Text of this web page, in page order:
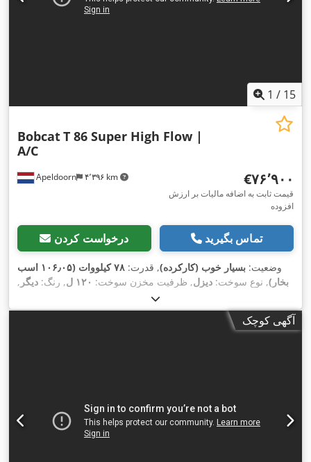
1 / 15
Apeldoorn ۴٬۳۹۶ km
BobcatT 86 Super High Flow |
A/C
‎€۷۶٬۹۰۰
قیمت ثابت به اضافه مالیات بر ارزش
افزوده
درخواست کردن تماس بگیرید
وضعیت: بسیار خوب (کارکرده), قدرت:
۷۸ کیلووات (۱۰۶٫۰۵ اسب
بخار), نوع سوخت: دیزل, ظرفیت مخزن سوخت: ۱۲۰ ل , رنگ: دیگر ,
, سال ساخت:
۱٬۱۶۸ h
, تجهیزات:تهویه مطبوع ,
آگهی کوچک